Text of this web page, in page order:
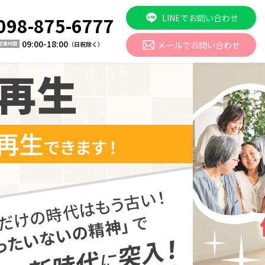
875-6777
業時間 09:00-18:00 （日祝除く）
LINEでお問い合わせ
メールでお問い合わせ